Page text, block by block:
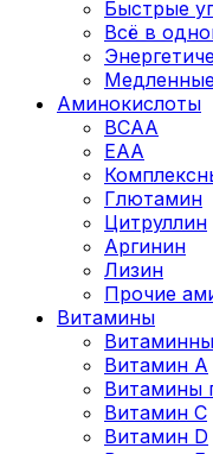
Быстрые
Всё в
Аминокислоты
BCAA
EAA
Глютамин
Цитруллин
Аргинин
Лизин
Прочие
Витамины
Витамин А
Витамины
Витамин C
Витамин D